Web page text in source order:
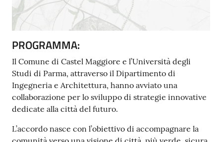
PROGRAMMA:
Il Comune di Castel Maggiore e l’Università degli
Studi di Parma, attraverso il Dipartimento di
Ingegneria e Architettura, hanno avviato una
collaborazione per lo sviluppo di strategie innovative
dedicate alla città del futuro.
L’accordo nasce con l’obiettivo di accompagnare la